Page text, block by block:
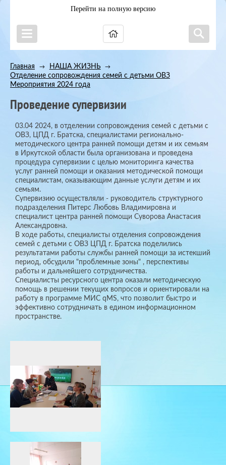
Перейти на полную версию
Главная → НАША ЖИЗНЬ →
Отделение сопровождения семей с детьми ОВЗ
Мероприятия 2024 года
Проведение супервизии
03.04 2024, в отделении сопровождения семей с детьми с
ОВЗ, ЦПД г. Братска, специалистами регионально-
методического центра ранней помощи детям и их семьям
в Иркутской области была организована и проведена
процедура супервизии с целью мониторинга качества
услуг ранней помощи и оказания методической помощи
специалистам, оказывающим данные услуги детям и их
семьям.
Супервизию осуществляли - руководитель структурного
подразделения Питерс Любовь Владимировна и
специалист центра ранней помощи Суворова Анастасия
Александровна.
В ходе работы, специалисты отделения сопровождения
семей с детьми с ОВЗ ЦПД г. Братска поделились
результатами работы службы ранней помощи за истекший
период, обсудили "проблемные зоны" , перспективы
работы и дальнейшего сотрудничества.
Специалисты ресурсного центра оказали методическую
помощь в решении текущих вопросов и ориентировали на
работу в программе MИС qMS, что позволит быстро и
эффективно сотрудничать в едином информационном
пространстве.